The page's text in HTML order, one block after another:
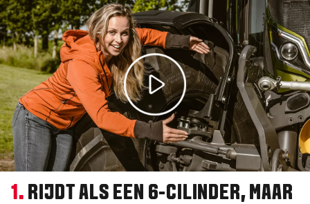
1. RIJDT ALS EEN 6-CILINDER, MAAR